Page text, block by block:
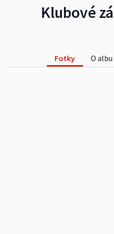
Klubové
Fotky O albu